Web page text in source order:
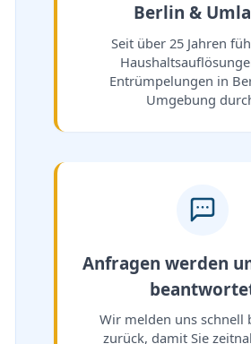
Berlin &
Seit über 25 Jahren
Entrümpelungen in
Umgebung
Anfragen werden
Wir melden uns schnell
zurück, damit Sie